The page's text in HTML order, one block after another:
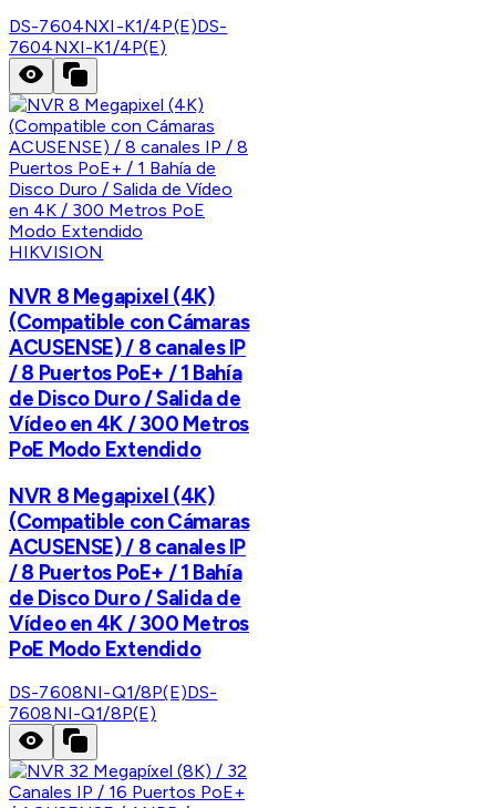
DS-7604NXI-K1/4P(E)DS-
7604NXI-K1/4P(E)
HIKVISION
NVR 8 Megapixel (4K)
(Compatible con Cámaras
ACUSENSE) / 8 canales IP
/ 8 Puertos PoE+ / 1 Bahía
de Disco Duro / Salida de
Vídeo en 4K / 300 Metros
PoE Modo Extendido
NVR 8 Megapixel (4K)
(Compatible con Cámaras
ACUSENSE) / 8 canales IP
/ 8 Puertos PoE+ / 1 Bahía
de Disco Duro / Salida de
Vídeo en 4K / 300 Metros
PoE Modo Extendido
DS-7608NI-Q1/8P(E)DS-
7608NI-Q1/8P(E)